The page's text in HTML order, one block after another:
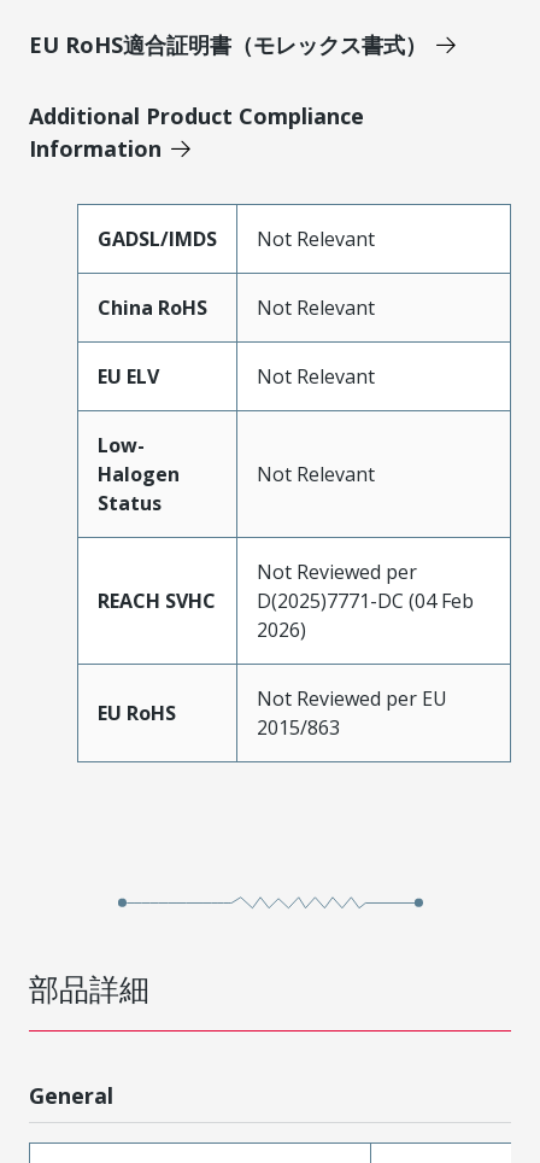
EU RoHS適合証明書（モレックス書式）
Additional Product Compliance
Information
GADSL/IMDS Not Relevant
China RoHS Not Relevant
EU ELV Not Relevant
Low-
Halogen
Status
Not Relevant
REACH SVHC
Not Reviewed per
D(2025)7771-DC (04 Feb
2026)
EU RoHS
Not Reviewed per EU
2015/863
部品詳細
General